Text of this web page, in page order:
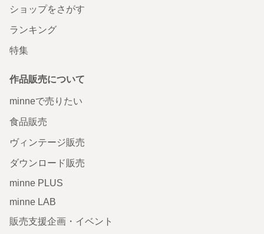
ショップをさがす
ランキング
特集
作品販売について
minneで売りたい
食品販売
ヴィンテージ販売
ダウンロード販売
minne PLUS
minne LAB
販売支援企画・イベント